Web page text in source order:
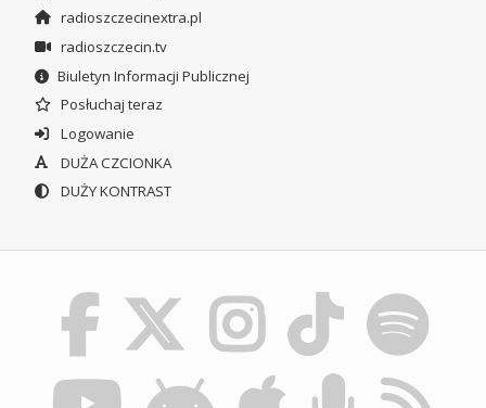
radioszczecinextra.pl
radioszczecin.tv
Biuletyn Informacji Publicznej
Posłuchaj teraz
Logowanie
DUŻA CZCIONKA
DUŻY KONTRAST